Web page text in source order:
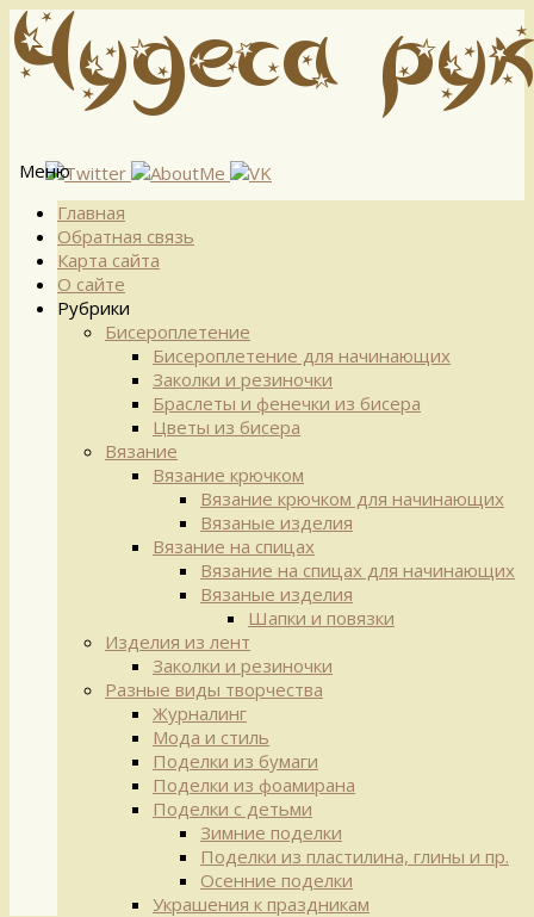
Меню
Перейти
содержимому
Главная
Обратная связь
Карта сайта
О сайте
Рубрики
Бисероплетение
Бисероплетение для начинающих
Заколки и резиночки
Браслеты и фенечки из бисера
Цветы из бисера
Вязание
Вязание крючком
Вязание крючком для начинающих
Вязаные изделия
Вязание на спицах
Вязание на спицах для начинающих
Вязаные изделия
Шапки и повязки
Изделия из лент
Заколки и резиночки
Разные виды творчества
Журналинг
Мода и стиль
Поделки из бумаги
Поделки из фоамирана
Поделки с детьми
Зимние поделки
Поделки из пластилина, глины и пр.
Осенние поделки
Украшения к праздникам